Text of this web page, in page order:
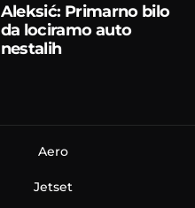
Aleksić: Primarno bilo
da lociramo auto
nestalih
Aero
Jetset